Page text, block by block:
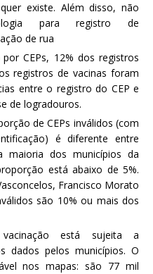
existe. Além disso, não
para registro de
de rua
CEPs, 12% dos registros
registros de vacinas foram
entre o registro do CEP e
de logradouros.
de CEPs inválidos (com
é diferente entre
maioria dos municípios da
está abaixo de 5%.
Francisco Morato
são 10% ou mais dos
está sujeita a
dados pelos municípios. O
nos mapas: são 77 mil